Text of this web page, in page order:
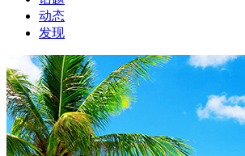
动态
发现